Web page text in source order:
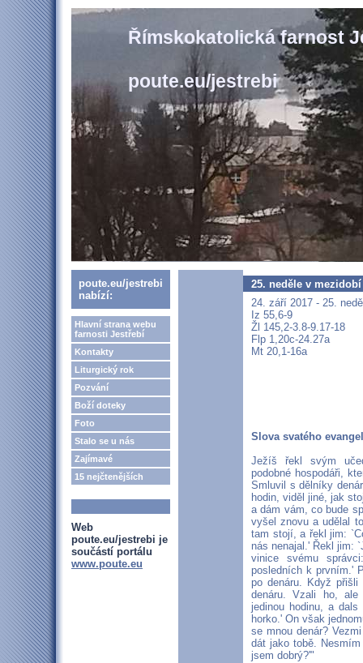
Římskokatolická farnost
poute.eu/jestrebi
poute.eu/jestrebi
nabízí:
Hlavní strana webu
farnosti Jestřebí
Kontakty
Liturgický rok
Pozvání
Boží doteky
Foto
Stalo se u nás
Zajímavé
15 nejčtenějších
Web
poute.eu/jestrebi je
součástí portálu
www.poute.eu
25. neděle v mezidobí
24. září 2017 - 25.
Iz 55,6-9
Žl 145,2-3.8-9.17-18
Flp 1,20c-24.27a
Mt 20,1-16a
Slova svatého
Ježíš řekl svým
podobné hospodáři,
Smluvil s dělníky
hodin, viděl jiné, jak
a dám vám, co bude
vyšel znovu a udělal
tam stojí, a řekl jim:
nás nenajal.' Řekl jim:
vinice svému
posledních k prvním.'
po denáru. Když
denáru. Vzali ho, ale
jedinou hodinu, a
horko.' On však
se mnou denár?
dát jako tobě.
jsem dobrý?'"